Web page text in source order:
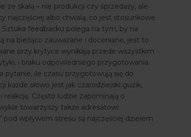
ze skalą – nie produkcji czy sprzedaży, ale
najczęściej albo chwalą, co jest stosunkowe
feedbacku polega na tym, by na
na bieżąco zauważane i doceniane, jest to
przy krytyce wynikają przede wszystkim
i braku odpowiedniego przygotowania.
pytanie, ile czasu przygotowują się do
każde słowo jest jak czarodziejski guzik,
Często ludzie zapominają o
towarzyszy także adresatowi
wpływem stresu są najczęściej dziełem